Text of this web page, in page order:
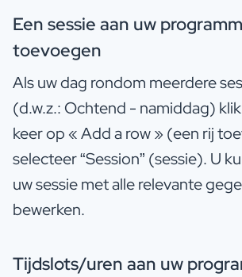
Een sessie aan uw
toevoegen
Als uw dag rondom meerdere
(d.w.z.: Ochtend - namiddag)
keer op « Add a row » (een rij
selecteer “Session” (sessie). U
uw sessie met alle relevante
bewerken.
Tijdslots/uren aan uw